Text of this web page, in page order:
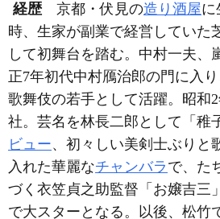
経歴
京都・伏見の造り酒屋に
時、生家が副業で経営していた
して初舞台を踏む。中村一夫、
正7年初代中村鴈治郎の門に入
歌舞伎の若手として活躍。昭和
社。芸名を林長二郎として「稚
ビュー、初々しい美剣士ぶりと
入れた華麗なチャンバラ で、た
づく衣笠貞之助監督「お嬢吉三
で大スターとなる。以後、松竹